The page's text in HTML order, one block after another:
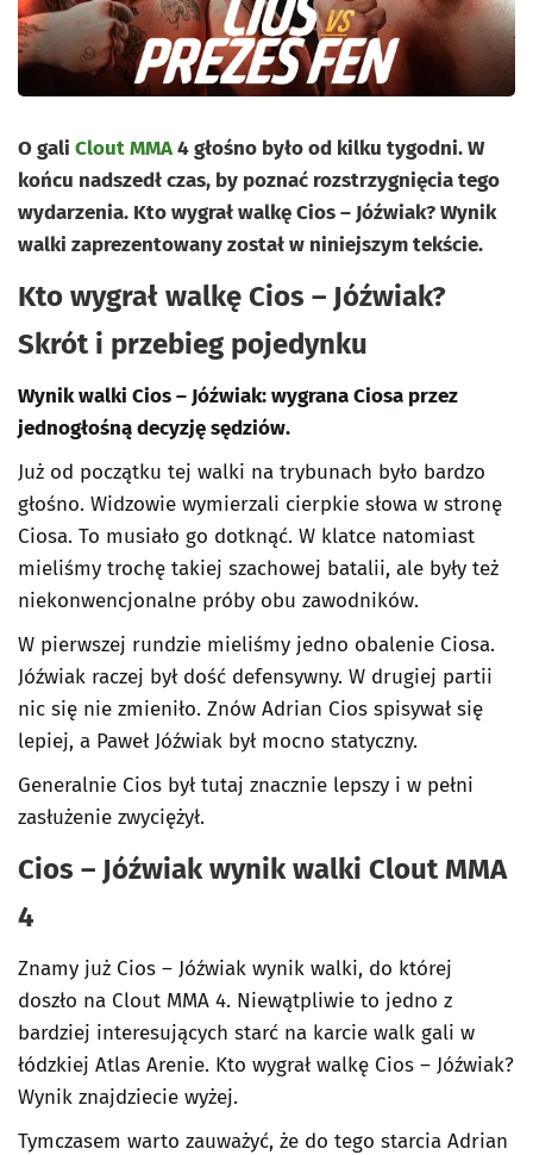
O gali Clout MMA4 głośno było od kilku tygodni. W
końcu nadszedł czas, by poznać rozstrzygnięcia tego
wydarzenia. Kto wygrał walkę Cios – Jóźwiak? Wynik
walki zaprezentowany został w niniejszym tekście.
Kto wygrał walkę Cios – Jóźwiak?
Skrót i przebieg pojedynku
Wynik walki Cios – Jóźwiak: wygrana Ciosa przez
jednogłośną decyzję sędziów.
Już od początku tej walki na trybunach było bardzo
głośno. Widzowie wymierzali cierpkie słowa w stronę
Ciosa. To musiało go dotknąć. W klatce natomiast
mieliśmy trochę takiej szachowej batalii, ale były też
niekonwencjonalne próby obu zawodników.
W pierwszej rundzie mieliśmy jedno obalenie Ciosa.
Jóźwiak raczej był dość defensywny. W drugiej partii
nic się nie zmieniło. Znów Adrian Cios spisywał się
lepiej, a Paweł Jóźwiak był mocno statyczny.
Generalnie Cios był tutaj znacznie lepszy i w pełni
zasłużenie zwyciężył.
Cios – Jóźwiak wynik walki Clout MMA
4
Znamy już Cios – Jóźwiak wynik walki, do której
doszło na Clout MMA 4. Niewątpliwie to jedno z
bardziej interesujących starć na karcie walk gali w
łódzkiej Atlas Arenie. Kto wygrał walkę Cios – Jóźwiak?
Wynik znajdziecie wyżej.
Tymczasem warto zauważyć, że do tego starcia Adrian